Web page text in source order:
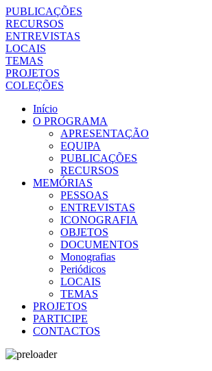
PUBLICAÇÕES
RECURSOS
ENTREVISTAS
LOCAIS
TEMAS
PROJETOS
COLEÇÕES
Início
O PROGRAMA
APRESENTAÇÃO
EQUIPA
PUBLICAÇÕES
RECURSOS
MEMÓRIAS
PESSOAS
ENTREVISTAS
ICONOGRAFIA
OBJETOS
DOCUMENTOS
Monografias
Periódicos
LOCAIS
TEMAS
PROJETOS
PARTICIPE
CONTACTOS